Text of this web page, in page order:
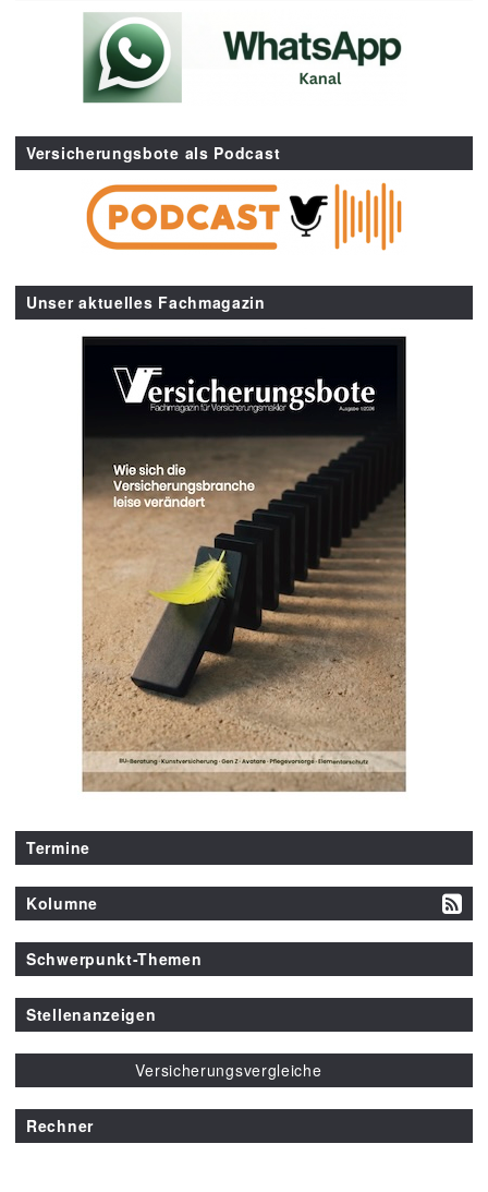
Versicherungsbote als Podcast
Unser aktuelles Fachmagazin
Termine
Kolumne
Schwerpunkt-Themen
Stellenanzeigen
Versicherungsvergleiche
Rechner